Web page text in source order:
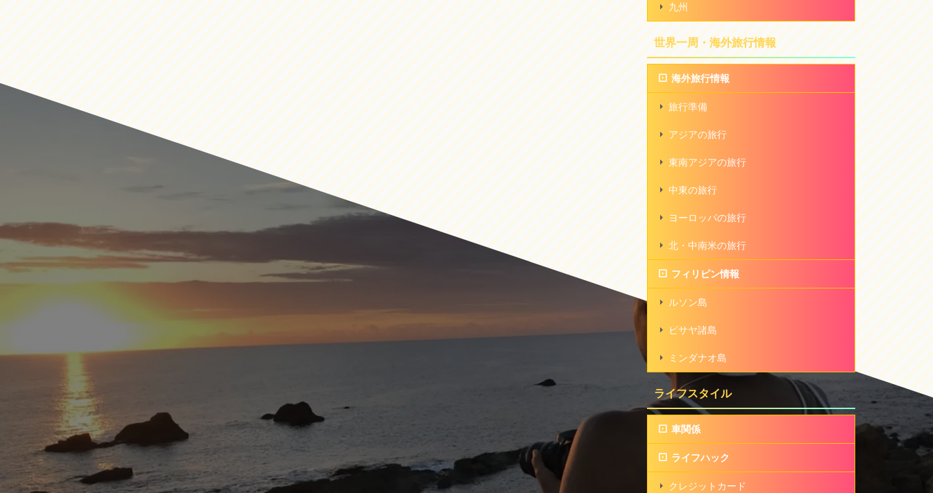
九州
世界一周・海外旅行情報
海外旅行情報
旅行準備
アジアの旅行
東南アジアの旅行
中東の旅行
ヨーロッパの旅行
北・中南米の旅行
フィリピン情報
ルソン島
ビサヤ諸島
ミンダナオ島
ライフスタイル
車関係
ライフハック
クレジットカード